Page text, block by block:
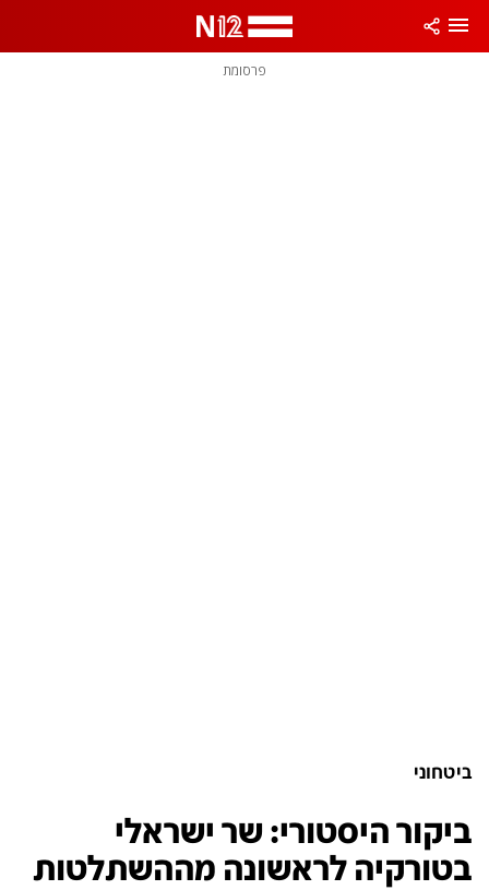
פרסומת
ביטחוני
ביקור היסטורי: שר ישראלי
בטורקיה לראשונה מההשתלטות